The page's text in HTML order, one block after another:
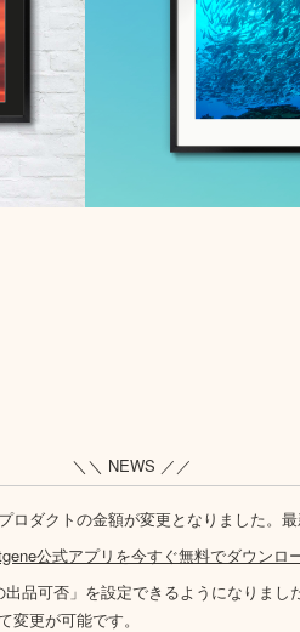
＼＼ NEWS ／／
ロダクトの金額が変更となりました。
公式アプリを今すぐ無料でダウンロ
品可否」を設定できるようになりまし
変更が可能です。